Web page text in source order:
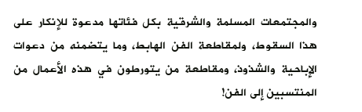
والمجتمعات المسلمة والشرقية بكل فئاتها مدعوة للإنكار على
هذا السقوط، ولمقاطعة الفن الهابط، وما يتضمنه من دعوات
الإباحية والشذوذ، ومقاطعة من يتورطون في هذه الأعمال من
المنتسبين إلى الفن!